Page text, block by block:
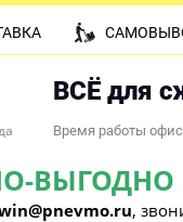
ВСЁ для
Время работы
ВЫГОДНО
,